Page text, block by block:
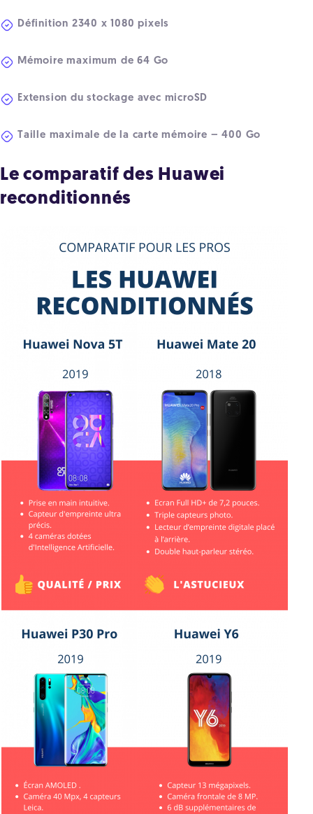
Définition 2340 x 1080 pixels
Mémoire maximum de 64 Go
Extension du stockage avec microSD
Taille maximale de la carte mémoire – 400 Go
Le comparatif des Huawei
reconditionnés